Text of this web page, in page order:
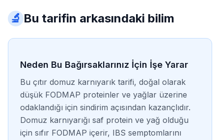
🔬 Bu tarifin arkasındaki bilim
Neden Bu Bağırsaklarınız İçin İşe Yarar
Bu çıtır domuz karnıyarık tarifi, doğal olarak
düşük FODMAP proteinler ve yağlar üzerine
odaklandığı için sindirim açısından kazançlıdır.
Domuz karnıyarığı saf protein ve yağ olduğu
için sıfır FODMAP içerir, IBS semptomlarını